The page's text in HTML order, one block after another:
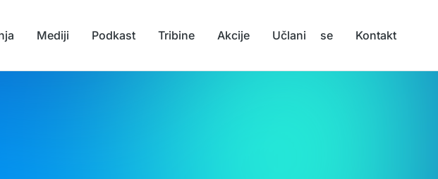
Mediji Podkast Tribine Akcije Učlani se Kontakt